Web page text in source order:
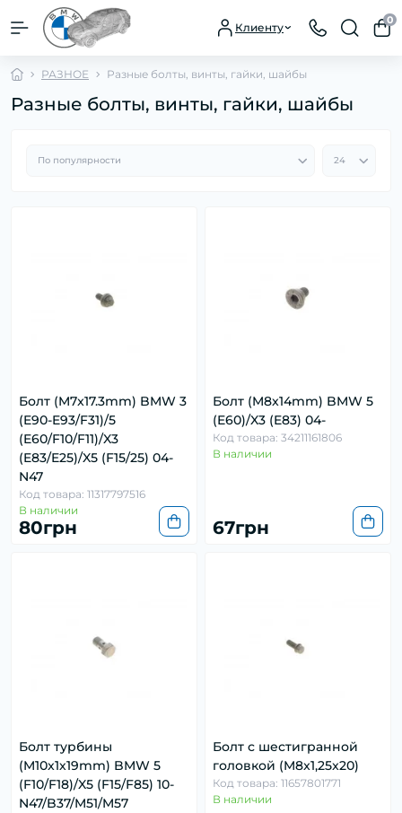
Клиенту
0
РАЗНОЕ Разные болты, винты, гайки, шайбы
Разные болты, винты, гайки, шайбы
Болт (M7x17.3mm) BMW 3
(E90-E93/F31)/5
(E60/F10/F11)/X3
(E83/E25)/X5 (F15/25) 04-
N47
Код товара: 11317797516
В наличии
80грн
Болт (M8x14mm) BMW 5
(E60)/X3 (E83) 04-
Код товара: 34211161806
В наличии
67грн
Болт турбины
(M10x1х19mm) BMW 5
(F10/F18)/X5 (F15/F85) 10-
N47/B37/M51/M57
Болт с шестигранной
головкой (M8x1,25x20)
Код товара: 11657801771
В наличии